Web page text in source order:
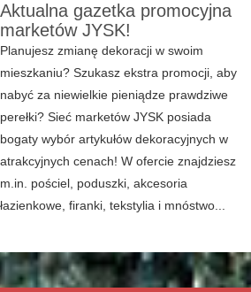
Aktualna gazetka promocyjna
marketów JYSK!
Planujesz zmianę dekoracji w swoim
mieszkaniu? Szukasz ekstra promocji, aby
nabyć za niewielkie pieniądze prawdziwe
perełki? Sieć marketów JYSK posiada
bogaty wybór artykułów dekoracyjnych w
atrakcyjnych cenach! W ofercie znajdziesz
m.in. pościel, poduszki, akcesoria
łazienkowe, firanki, tekstylia i mnóstwo...